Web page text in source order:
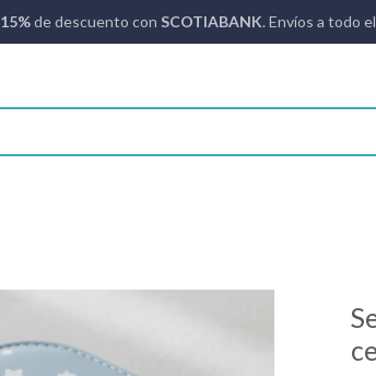
15%de descuento con SCOTIABANK. Envíos a todo